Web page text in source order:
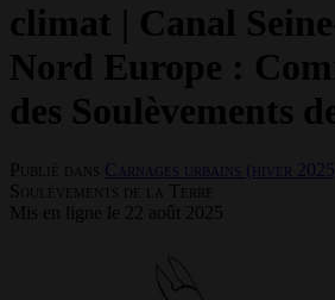
climat | Canal
Nord Europe :
des Soulèvements
Publié dans Carnages urbains (hiver
Soulèvements de la Terre
Mis en ligne le 22 août 2025